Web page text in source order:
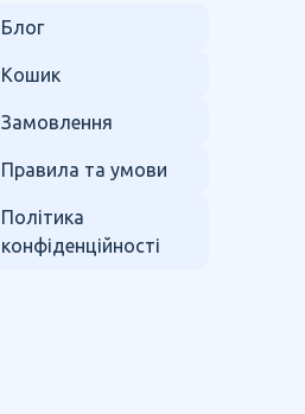
Блог
Кошик
Замовлення
Правила та умови
Політика
конфіденційності